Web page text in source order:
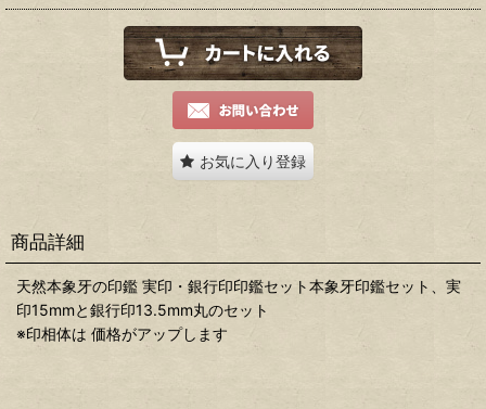
お気に入り登録
商品詳細
天然本象牙の印鑑 実印・銀行印印鑑セット本象牙印鑑セット、実
印15mmと銀行印13.5mm丸のセット
※印相体は 価格がアップします